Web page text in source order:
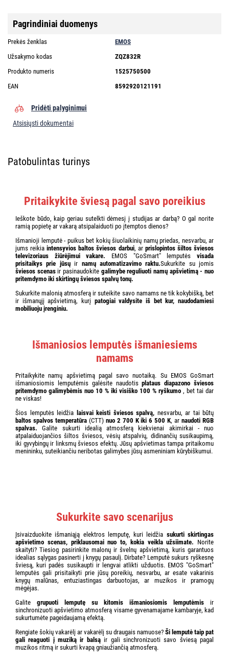
Pagrindiniai duomenys
Prekės ženklas
EMOS
Užsakymo kodas
ZQZ832R
Produkto numeris
1525750500
EAN
8592920121191
Pridėti palyginimui
Atsisiųsti dokumentai
Patobulintas turinys
Pritaikykite šviesą pagal savo poreikius
Ieškote būdo, kaip geriau sutelkti dėmesį į studijas ar darbą? O gal norite
ramią popietę ar vakarą atsipalaiduoti po įtemptos dienos?
Išmanioji lemputė - puikus bet kokių šiuolaikinių namų priedas, nesvarbu, ar
jums reikiaintensyvios baltos šviesos darbui, ar prislopintos šiltos šviesos
televizoriaus žiūrėjimui vakare. EMOS "GoSmart" lemputėsvisada
prisitaikys prie jūsųir namų automatizavimo raktu.Sukurkite su jomis
šviesos scenasir pasinaudokite galimybe reguliuoti namų apšvietimą - nuo
pritemdymo iki skirtingų šviesos spalvų tonų.
Sukurkite malonią atmosferą ir suteikite savo namams ne tik kokybišką, bet
ir išmanųjį apšvietimą, kurį patogiai valdysite iš bet kur, naudodamiesi
mobiliuoju įrenginiu.
Išmaniosios lemputės išmaniesiems
namams
Pritaikykite namų apšvietimą pagal savo nuotaiką. Su EMOS GoSmart
išmaniosiomis lemputėmis galėsite naudotisplataus diapazono šviesos
pritemdymo galimybėmis nuo 10 % iki visiško 100 % ryškumo , bet tai dar
ne viskas!
Šios lemputės leidžia laisvai keisti šviesos spalvą, nesvarbu, ar tai būtų
baltos spalvos temperatūra(CTT) nuo 2 700 K iki 6 500 K, arnaudoti RGB
spalvas.Galite sukurti idealią atmosferą kiekvienai akimirkai - nuo
atpalaiduojančios šiltos šviesos, vėsių atspalvių, didinančių susikaupimą,
iki gyvybingų ir linksmų šviesos efektų. Jūsų apšvietimas tampa pritaikomu
menininku, suteikiančiu neribotas galimybes jūsų asmeniniam kūrybiškumui.
Sukurkite savo scenarijus
Įsivaizduokite išmaniąją elektros lemputę, kuri leidžia sukurti skirtingas
apšvietimo scenas, priklausomai nuo to, kokia veikla užsiimate. Norite
skaityti? Tiesiog pasirinkite malonų ir švelnų apšvietimą, kuris garantuos
idealias sąlygas pasinerti į knygų pasaulį. Dirbate? Lemputė sukurs ryškesnę
šviesą, kuri padės susikaupti ir lengvai atlikti užduotis. EMOS "GoSmart"
lemputės gali prisitaikyti prie jūsų poreikių, nesvarbu, ar esate vakarinis
knygų malūnas, entuziastingas darbuotojas, ar muzikos ir pramogų
mėgėjas.
Galite grupuoti lemputę su kitomis išmaniosiomis lemputėmis ir
sinchronizuoti apšvietimo atmosferą visame gyvenamajame kambaryje, kad
sukurtumėte pageidaujamą efektą.
Rengiate šokių vakarėlį ar vakarėlį su draugais namuose? Ši lemputė taip pat
gali reaguoti į muziką ir balsąir gali sinchronizuoti savo šviesą pagal
muzikos ritmą ir sukurti kvapą gniaužiančią atmosferą.